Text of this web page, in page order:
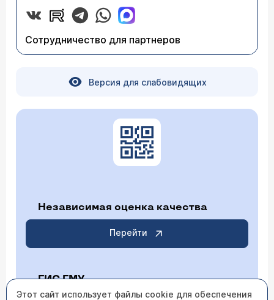
Сотрудничество для партнеров
Версия для слабовидящих
Независимая оценка качества
Перейти
ГИС ГМУ
Этот сайт использует файлы cookie для обеспечения